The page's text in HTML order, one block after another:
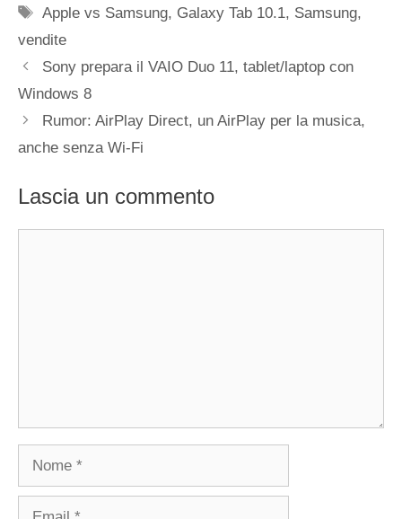
Tag
Apple vs Samsung, Galaxy Tab 10.1, Samsung,
vendite
Sony prepara il VAIO Duo 11, tablet/laptop con
Windows 8
Rumor: AirPlay Direct, un AirPlay per la musica,
anche senza Wi-Fi
Lascia un commento
Nome
Email